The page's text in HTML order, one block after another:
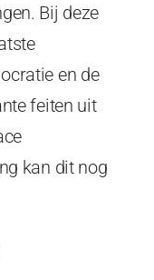
Bij deze
en de
feiten uit
kan dit nog